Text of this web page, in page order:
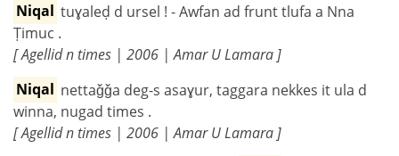
Niqal tuɣaleḍ d ursel ! - Awfan ad frunt tlufa a Nna
Ṭimuc .
[ Agellid n times | 2006 | Amar U Lamara ]
Niqal nettaǧǧa deg-s asaɣur, taggara nekkes it ula d
winna, nugad times .
[ Agellid n times | 2006 | Amar U Lamara ]